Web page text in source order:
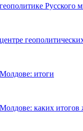
Русского
итоги
каких итогов